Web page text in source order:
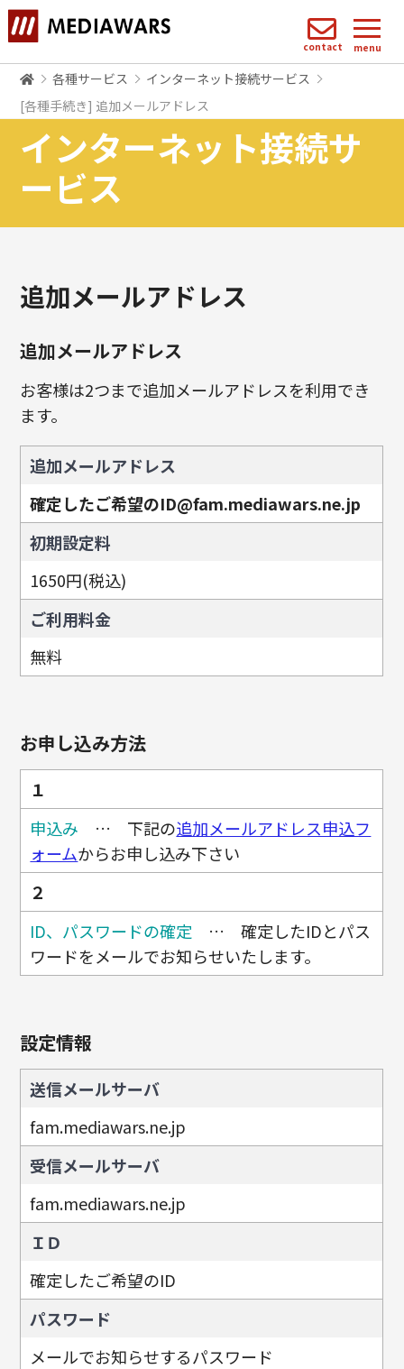
menu
contact
各種サービス
インターネット接続サービス
[各種手続き] 追加メールアドレス
インターネット接続サ
ービス
追加メールアドレス
追加メールアドレス
お客様は2つまで追加メールアドレスを利用でき
ます。
追加メールアドレス
確定したご希望のID@fam.mediawars.ne.jp
初期設定料
1650円(税込)
ご利用料金
無料
お申し込み方法
１
申込み … 下記の追加メールアドレス申込フ
ォームからお申し込み下さい
２
ID、パスワードの確定 … 確定したIDとパス
ワードをメールでお知らせいたします。
設定情報
送信メールサーバ
fam.mediawars.ne.jp
受信メールサーバ
fam.mediawars.ne.jp
ＩＤ
確定したご希望のID
パスワード
メールでお知らせするパスワード